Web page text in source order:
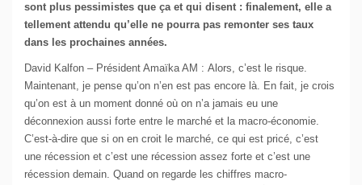
sont plus pessimistes que ça et qui disent : finalement, elle a
tellement attendu qu’elle ne pourra pas remonter ses taux
dans les prochaines années.
David Kalfon – Président Amaïka AM : Alors, c’est le risque.
Maintenant, je pense qu’on n’en est pas encore là. En fait, je crois
qu’on est à un moment donné où on n’a jamais eu une
déconnexion aussi forte entre le marché et la macro-économie.
C’est-à-dire que si on en croit le marché, ce qui est pricé, c’est
une récession et c’est une récession assez forte et c’est une
récession demain. Quand on regarde les chiffres macro-